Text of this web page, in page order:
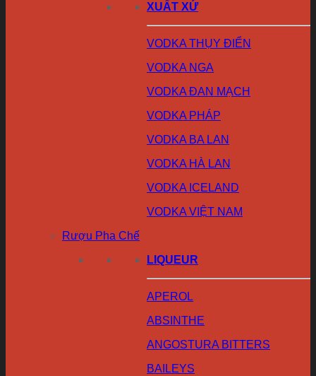
XUẤT XỨ
VODKA THỤY ĐIỂN
VODKA NGA
VODKA ĐAN MẠCH
VODKA PHÁP
VODKA BA LAN
VODKA HÀ LAN
VODKA ICELAND
VODKA VIỆT NAM
Rượu Pha Chế
LIQUEUR
APEROL
ABSINTHE
ANGOSTURA BITTERS
BAILEYS